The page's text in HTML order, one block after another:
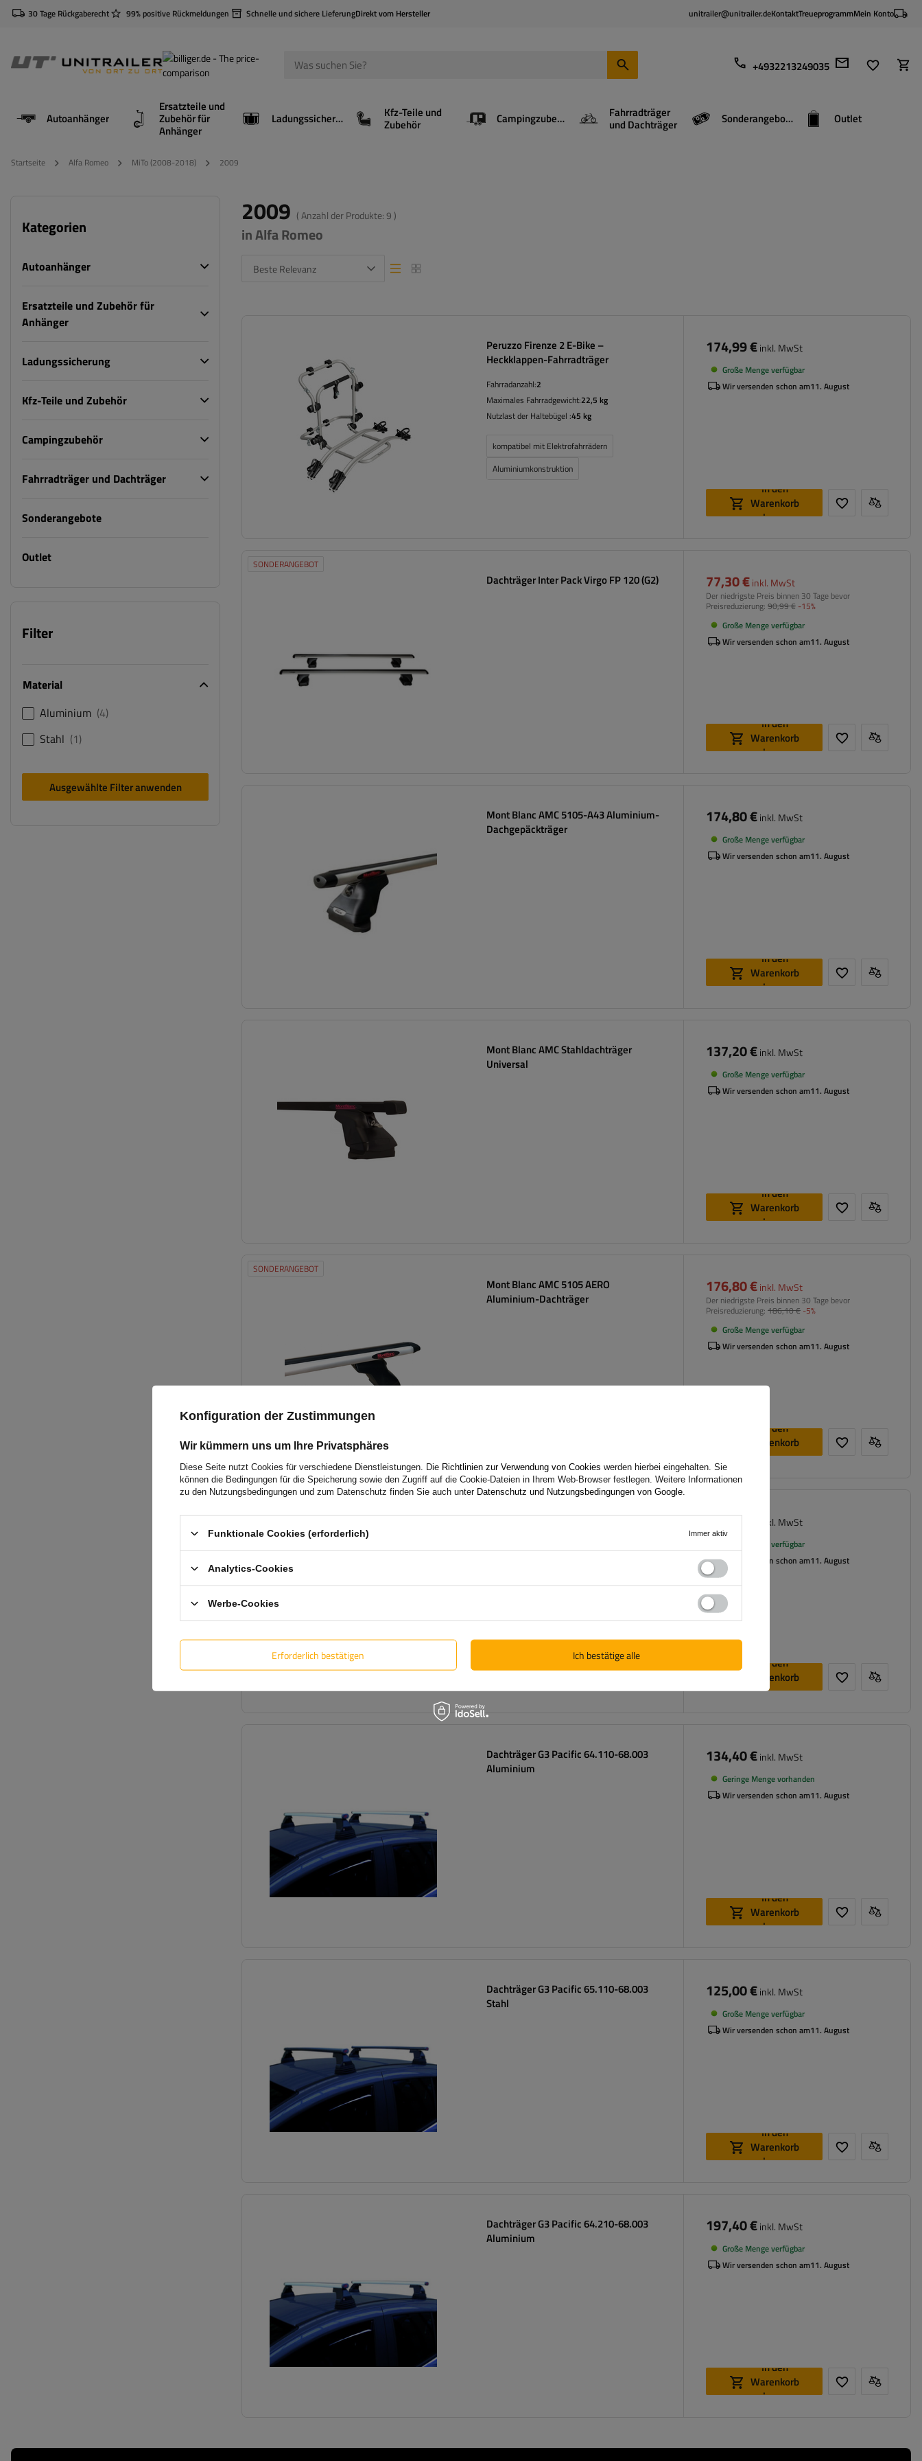
30 Tage Rückgaberecht 99% positive Rückmeldungen Schnelle und sichere LieferungDirekt vom Hersteller unitrailer@unitrailer.deKontaktTreueprogrammMein Konto
+4932213249035
Autoanhänger
Ersatzteile und
Zubehör für
Anhänger
Ladungssicherung Kfz-Teile und
Zubehör Campingzubehör Fahrradträger
und Dachträger Sonderangebote Outlet
Startseite Alfa Romeo MiTo (2008-2018) 2009
Kategorien
Autoanhänger
Ersatzteile und Zubehör für
Anhänger
Ladungssicherung
Kfz-Teile und Zubehör
Campingzubehör
Fahrradträger und Dachträger
Sonderangebote
Outlet
Filter
Material
Aluminium 4
Stahl
1
Ausgewählte Filter anwenden
2009 ( Anzahl der Produkte:9 )
in Alfa Romeo
Beste Relevanz Listenansicht
Listenansicht
Peruzzo Firenze 2 E-Bike –
Heckklappen-Fahrradträger
Fahrradanzahl:2
Maximales Fahrradgewicht:22,5 kg
Nutzlast der Haltebügel :45 kg
kompatibel mit Elektrofahrrädern
Aluminiumkonstruktion
174,99 €inkl. MwSt
Große Menge verfügbar
Wir versenden schon am11. August
In den
Warenkorb
legen
SONDERANGEBOT
Dachträger Inter Pack Virgo FP 120 (G2) 77,30 €inkl. MwSt
Der niedrigste Preis binnen 30 Tage bevor
Preisreduzierung: 90,99 € -15%
Große Menge verfügbar
Wir versenden schon am11. August
In den
Warenkorb
legen
Mont Blanc AMC 5105-A43 Aluminium-
Dachgepäckträger
174,80 €inkl. MwSt
Große Menge verfügbar
Wir versenden schon am11. August
In den
Warenkorb
legen
Mont Blanc AMC Stahldachträger
Universal
137,20 €inkl. MwSt
Große Menge verfügbar
Wir versenden schon am11. August
In den
Warenkorb
legen
SONDERANGEBOT
Mont Blanc AMC 5105 AERO
Aluminium-Dachträger
176,80 €inkl. MwSt
Der niedrigste Preis binnen 30 Tage bevor
Preisreduzierung: 186,10 € -5%
Große Menge verfügbar
Wir versenden schon am11. August
In den
Warenkorb
legen
139,99 € inkl. MwSt
Große Menge verfügbar
Wir versenden schon am11. August
In den
Warenkorb
legen
Dachträger G3 Pacific 64.110-68.003
Aluminium
134,40 €inkl. MwSt
Geringe Menge vorhanden
Wir versenden schon am11. August
In den
Warenkorb
legen
Dachträger G3 Pacific 65.110-68.003
Stahl
125,00 €inkl. MwSt
Große Menge verfügbar
Wir versenden schon am11. August
In den
Warenkorb
legen
Dachträger G3 Pacific 64.210-68.003
Aluminium
197,40 €inkl. MwSt
Große Menge verfügbar
Wir versenden schon am11. August
In den
Warenkorb
legen
Konfiguration der Zustimmungen
Wir kümmern uns um Ihre Privatsphäres
Diese Seite nutzt Cookies für verschiedene Dienstleistungen. Die Richtlinien zur Verwendung von Cookies werden hierbei eingehalten. Sie
können die Bedingungen für die Speicherung sowie den Zugriff auf die Cookie-Dateien in Ihrem Web-Browser festlegen. Weitere Informationen
zu den Nutzungsbedingungen und zum Datenschutz finden Sie auch unter Datenschutz und Nutzungsbedingungen von Google
Funktionale Cookies (erforderlich) Immer aktiv
Analytics-Cookies
Werbe-Cookies
Erforderlich bestätigen Ich bestätige alle